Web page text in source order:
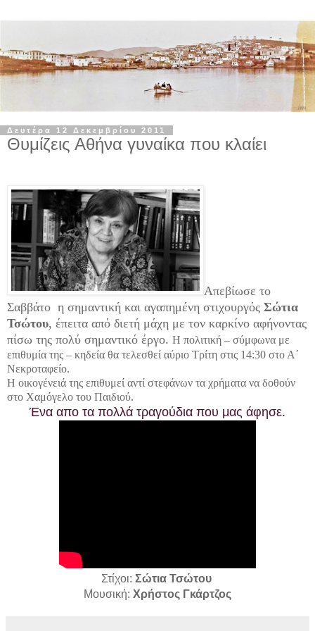
Δευτέρα 12 Δεκεμβρίου 2011
Θυμίζεις Αθήνα γυναίκα που κλαίει
Απεβίωσε το
Σαββάτο η σημαντική και αγαπημένη στιχουργός Σώτια
Τσώτου, έπειτα από διετή μάχη με τον καρκίνο αφήνοντας
πίσω της πολύ σημαντικό έργο. Η πολιτική – σύμφωνα με
επιθυμία της – κηδεία θα τελεσθεί αύριο Τρίτη στις 14:30 στο Α΄
Νεκροταφείο.
Η οικογένειά της επιθυμεί αντί στεφάνων τα χρήματα να δοθούν
στο Χαμόγελο του Παιδιού.
Ένα απο τα πολλά τραγούδια που μας άφησε.
Στίχοι: Σώτια Τσώτου
Μουσική: Χρήστος Γκάρτζος